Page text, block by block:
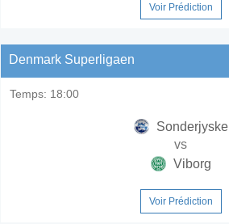
Voir Prédiction
Denmark Superligaen
Temps: 18:00
Sonderjyske
vs
Viborg
Voir Prédiction